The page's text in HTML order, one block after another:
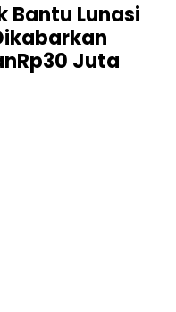
Bantu Lunasi
Juta